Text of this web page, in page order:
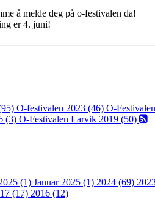
å melde deg på o-festivalen da!
er 4. juni!
O-festivalen 2023 (46) O-Festivalen
(3) O-Festivalen Larvik 2019 (50)
(1) Januar 2025 (1) 2024 (69)
(17) 2016 (12)